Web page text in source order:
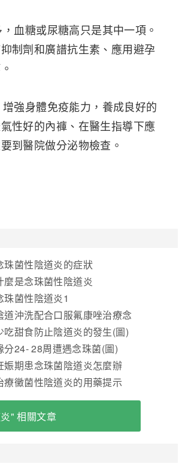
血糖或尿糖高只是其中一項。
制劑和廣譜抗生素、應用避孕
強身體免疫能力，養成良好的
性好的內褲、在醫生指導下應
到醫院做分泌物檢查。
珠菌性陰道炎的症狀
麼是念珠菌性陰道炎
珠菌性陰道炎1
道沖洗配合口服氟康唑治療念
陰道炎療效觀察
吃甜食防止陰道炎的發生(圖)
分24- 28周遭遇念珠菌(圖)
娠期患念珠菌陰道炎怎麼辦
療黴菌性陰道炎的用藥提示
" 相關文章